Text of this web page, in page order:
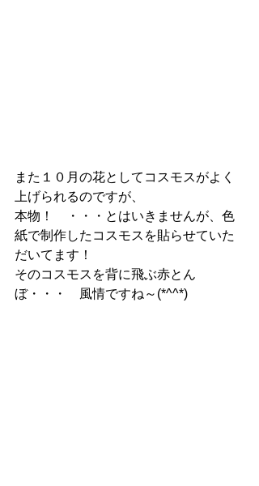
また１０月の花としてコスモスがよく
上げられるのですが、
本物！　・・・とはいきませんが、色
紙で制作したコスモスを貼らせていた
だいてます！
そのコスモスを背に飛ぶ赤とん
ぼ・・・　風情ですね～(*^^*)